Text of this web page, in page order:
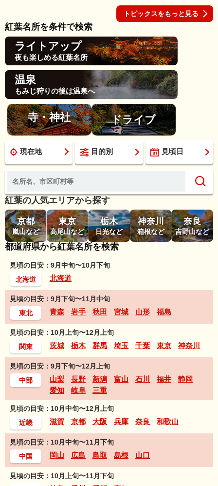
トピックスをもっと見る
紅葉名所を条件で検索
ライトアップ
夜も楽しめる紅葉名所
温泉
もみじ狩りの後は温泉へ
寺・神社 ドライブ
現在地 目的別 見頃日
紅葉の人気エリアから探す
京都
嵐山など
東京
高尾山など
栃木
日光など
神奈川
箱根など
奈良
吉野山など
都道府県から紅葉名所を検索
見頃の目安：9月中旬〜10月下旬
北海道
北海道
見頃の目安：9月下旬〜11月中旬
東北
青森 岩手 秋田 宮城 山形 福島
見頃の目安：10月上旬〜12月上旬
関東
茨城 栃木 群馬 埼玉 千葉 東京 神奈川
見頃の目安：9月下旬〜12月上旬
中部
山梨 長野 新潟 富山 石川 福井
静岡
愛知
岐阜 三重
見頃の目安：10月中旬〜12月上旬
近畿
滋賀 京都 大阪 兵庫 奈良 和歌山
見頃の目安：10月中旬〜11月下旬
中国
岡山 広島 鳥取 島根 山口
見頃の目安：10月上旬〜11月下旬